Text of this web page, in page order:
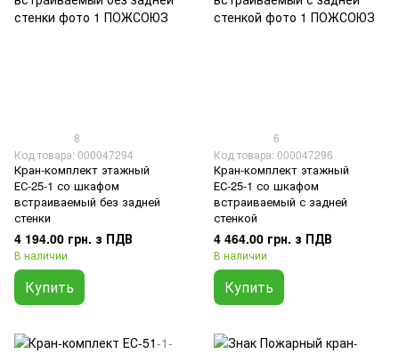
8
Код товара: 000047294
Кран-комплект этажный
ЕС-25-1 со шкафом
встраиваемый без задней
стенки
4 194.00 грн. з ПДВ
В наличии
Купить
6
Код товара: 000047296
Кран-комплект этажный
ЕС-25-1 со шкафом
встраиваемый с задней
стенкой
4 464.00 грн. з ПДВ
В наличии
Купить